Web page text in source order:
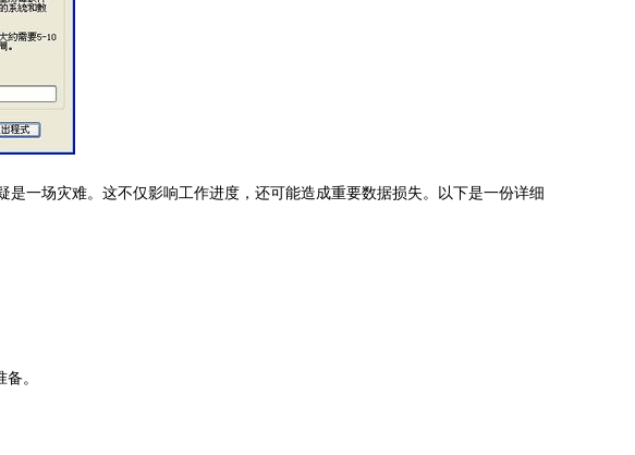
一场灾难。这不仅影响工作进度，还可能造成重要数据损失。以下是一份详细
。